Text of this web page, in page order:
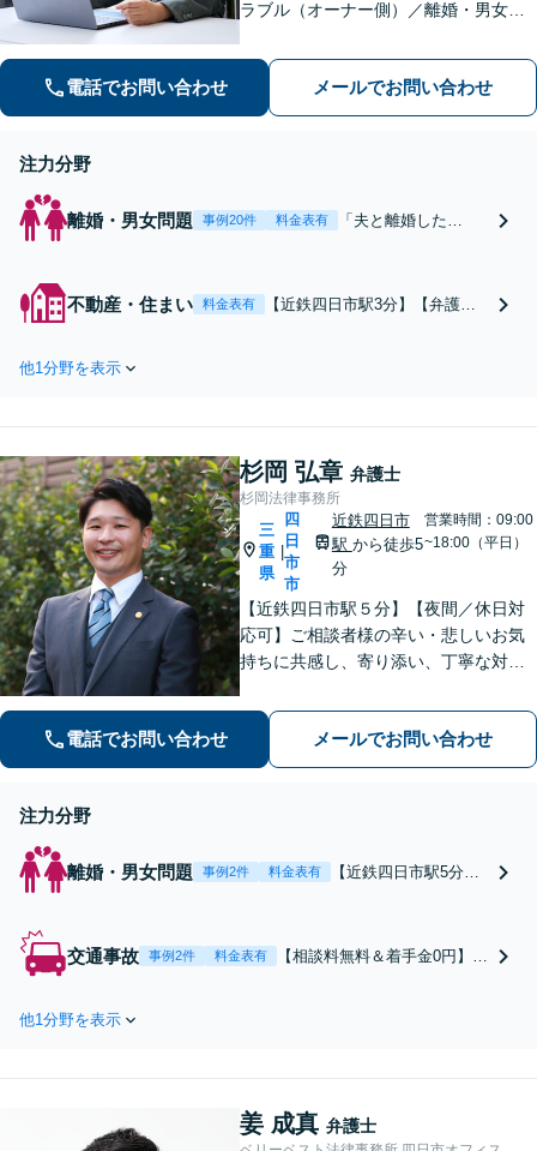
ラブル（オーナー側）／離婚・男女問
様に寄り添い、解決まで真摯に対応し
てまいります【多才な他士業との連携
が強み】【完全個室でご相談】
電話でお問い合わせ メールでお問い合わせ
注力分野
離婚・男女問題 事例20件 料金表有
「夫と離婚した
性の離婚相談に注力
します【選べる料金
プラン】【法テラス
分】
不動産・住まい 料金表有
【近鉄四日市駅3分】【弁護士
ど、様ざまなご相談を承ります
の顧問弁護士も対応可能です
他1分野を表示
杉岡 弘章 弁護士
杉岡法律事務所
三
重
県
四
日
市
市
近鉄四日市
駅 から徒歩5
分
営業時間：09:00
~18:00（平日）
【近鉄四日市駅５分】【夜間／休日対
応可】ご相談者様の辛い・悲しいお気
持ちに共感し、寄り添い、丁寧な対応
相続／刑事事件など、幅広く対応【地
域に根ざした弁護士】お気軽にお問い
合わせください。
電話でお問い合わせ メールでお問い合わせ
注力分野
離婚・男女問題 事例2件 料金表有
【近鉄四日市駅5分】
集めます。親権、養育
にご説明いたします。
交通事故 事例2件 料金表有
【相談料無料＆着手金0円】賠
あり◎保険会社への対応を丸
ご相談を【夜間／休日対応
可】
他1分野を表示
姜 成真 弁護士